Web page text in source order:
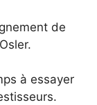
de
à essayer